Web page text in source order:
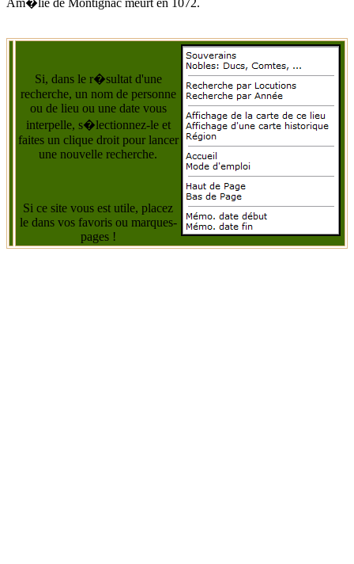
Am�lie de Montignac meurt en 1072.
Si, dans le r�sultat d'une
recherche, un nom de personne
ou de lieu ou une date vous
interpelle, s�lectionnez-le et
faites un clique droit pour lancer
une nouvelle recherche.
Si ce site vous est utile, placez
le dans vos favoris ou marques-
pages !